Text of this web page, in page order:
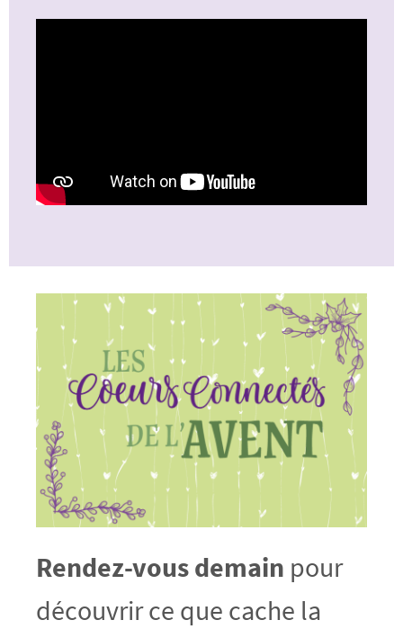
Rendez-vous demain pour
découvrir ce que cache la